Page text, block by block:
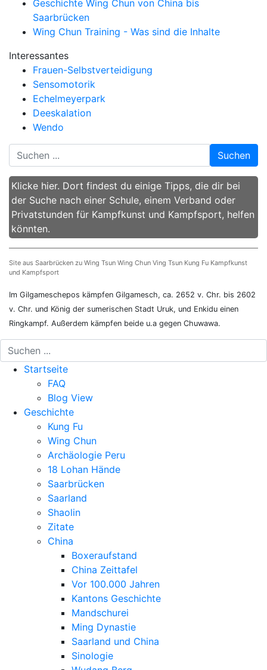
Geschichte Wing Chun von China bis
Saarbrücken
Wing Chun Training - Was sind die Inhalte
Interessantes
Frauen-Selbstverteidigung
Sensomotorik
Echelmeyerpark
Deeskalation
Wendo
Suchen
Klicke hier. Dort findest du einige Tipps, die dir bei
der Suche nach einer Schule, einem Verband oder
Privatstunden für Kampfkunst und Kampfsport, helfen
könnten.
Site aus Saarbrücken zu Wing Tsun Wing Chun Ving Tsun Kung Fu Kampfkunst
und Kampfsport
Im Gilgameschepos kämpfen Gilgamesch, ca. 2652 v. Chr. bis 2602
v. Chr. und König der sumerischen Stadt Uruk, und Enkidu einen
Ringkampf. Außerdem kämpfen beide u.a gegen Chuwawa.
Startseite
FAQ
Blog View
Geschichte
Kung Fu
Wing Chun
Archäologie Peru
18 Lohan Hände
Saarbrücken
Saarland
Shaolin
Zitate
China
Boxeraufstand
China Zeittafel
Vor 100.000 Jahren
Kantons Geschichte
Mandschurei
Ming Dynastie
Saarland und China
Sinologie